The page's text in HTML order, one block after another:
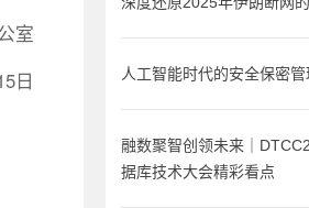
室
日
人工智能时代的安全保密
融数聚智创领未来｜
据库技术大会精彩看点